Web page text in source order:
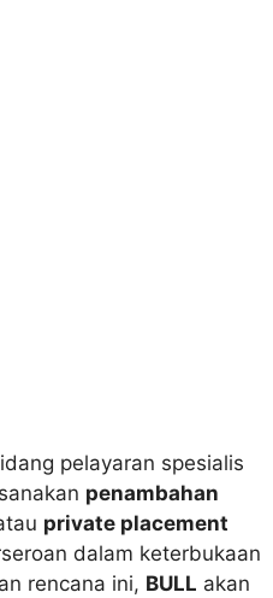
pelayaran spesialis
penambahan
private placement
dalam keterbukaan
rencana ini, BULL akan